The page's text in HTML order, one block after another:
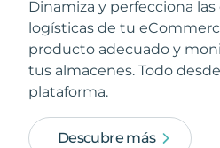
Dinamiza y perfecciona
logísticas de tu
producto adecuado y
tus almacenes. Todo
plataforma.
Descubre más